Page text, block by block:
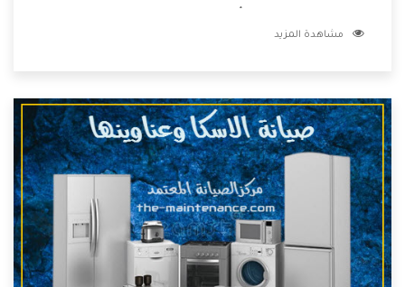
وتقدم للعملاء أقوى العروض والخصومات التى تسهل على
مشاهدة المزيد